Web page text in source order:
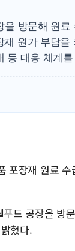
방문해 원료
재 원가 부담을
등 대응 체계
장재 원료
드 공장을 방
혔다.